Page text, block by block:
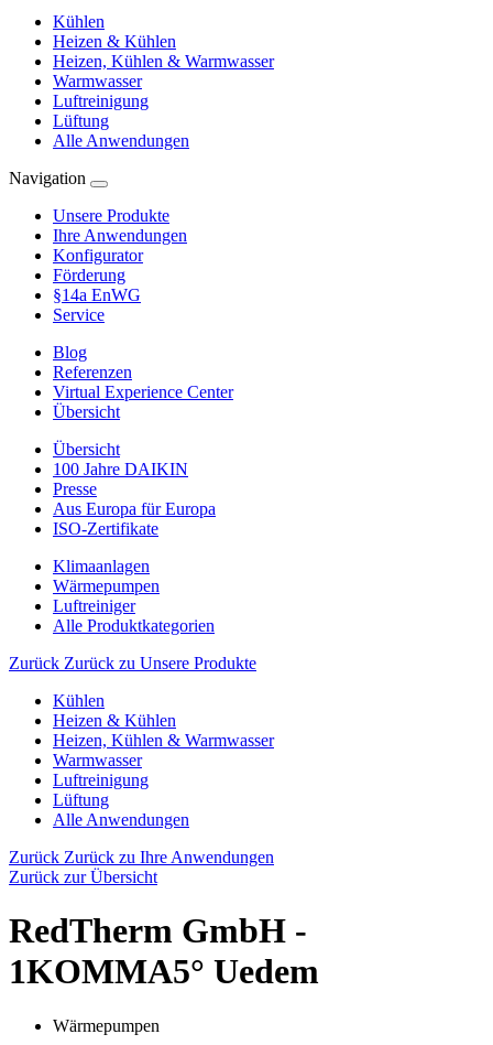
Kühlen
Heizen & Kühlen
Heizen, Kühlen & Warmwasser
Warmwasser
Luftreinigung
Lüftung
Alle Anwendungen
Navigation
Unsere Produkte
Ihre Anwendungen
Konfigurator
Förderung
§14a EnWG
Service
Blog
Referenzen
Virtual Experience Center
Übersicht
Übersicht
100 Jahre DAIKIN
Presse
Aus Europa für Europa
ISO-Zertifikate
Klimaanlagen
Wärmepumpen
Luftreiniger
Alle Produktkategorien
Zurück Zurück zu Unsere Produkte
Kühlen
Heizen & Kühlen
Heizen, Kühlen & Warmwasser
Warmwasser
Luftreinigung
Lüftung
Alle Anwendungen
Zurück Zurück zu Ihre Anwendungen
Zurück zur Übersicht
RedTherm GmbH -
1KOMMA5° Uedem
Wärmepumpen